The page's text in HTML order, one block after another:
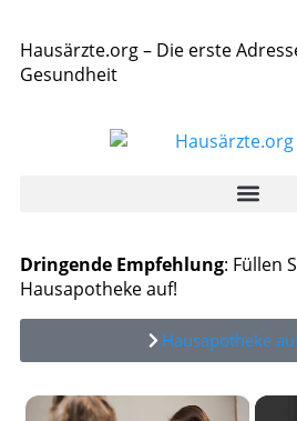
Hausärzte.org – Die erste
Gesundheit
Dringende Empfehlung: Füllen
Hausapotheke auf!
Hausapotheke
×